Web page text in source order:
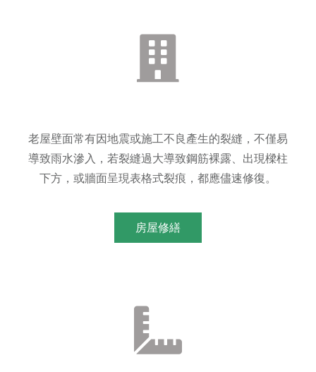
老屋壁面常有因地震或施工不良產生的裂縫，不僅易
導致雨水滲入，若裂縫過大導致鋼筋裸露、出現樑柱
下方，或牆面呈現表格式裂痕，都應儘速修復。
房屋修繕